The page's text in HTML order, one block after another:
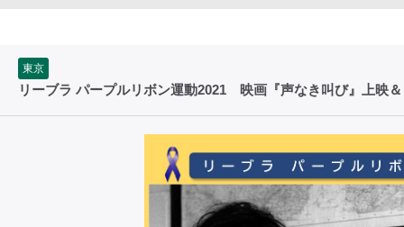
東京
リーブラ パープルリボン運動2021 映画『声なき叫び』上映